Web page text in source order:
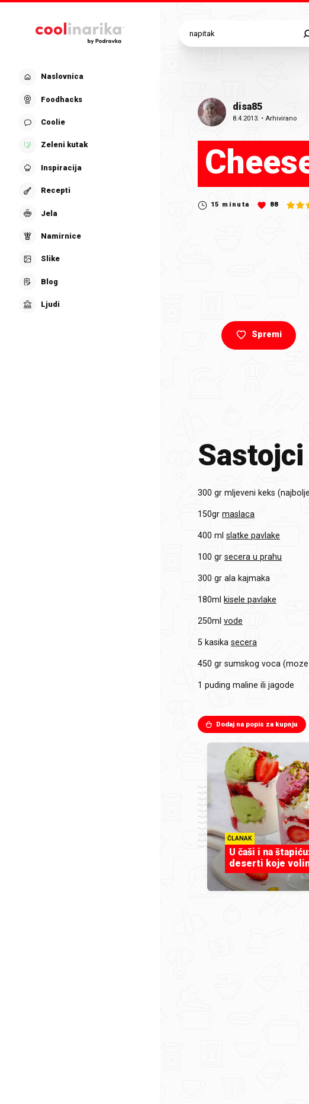
Naslovnica
Foodhacks
Coolie
Zeleni kutak
Inspiracija
Recepti
Jela
Namirnice
Slike
Blog
Ljudi
disa85
8.4.2013. •Arhivirano
15 minuta 88
Spremi
Sastojci
300 gr mljeveni keks
150gr maslaca
400 ml slatke pavlake
100 gr secera u prahu
300 gr ala kajmaka
180ml kisele pavlake
250ml vode
5 kasika secera
450 gr sumskog voca
1 puding maline ili jagode
Dodaj na popis za kupnju
ČLANAK
U čaši i na
deserti koje